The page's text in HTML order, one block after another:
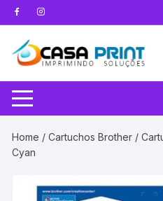
Pular
para
conteúdo
Home /Cartuchos Brother /
Cyan